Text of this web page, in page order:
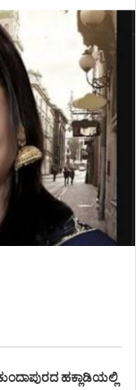
ಹಕ್ಲಾಡಿಯಲ್ಲಿ